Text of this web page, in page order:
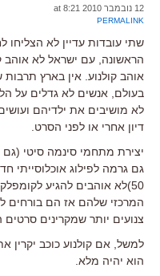
12 נובמבר 2010 at 8:21
PERMALINK
שתי עובדות עדיין לא
הראשונה, עם ישראל לא אוהב
אוהב קולנוע. אין בארץ
בעולם, אנשים לא גדלים על
לא מושיבים את ילדיהם
דיון אחרי או לפני הסרט.
יצירת מתחמי סינמה סיטי
50)לא אוהבים להגיע
המרכזי שלהם אז הם בורחים
צנועים יותר שמקרינים סרטים
הוא יהיה מלא.